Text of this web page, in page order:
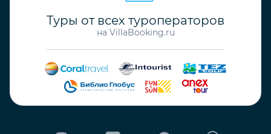
Туры от всех туроператоров
на VillaBooking.ru